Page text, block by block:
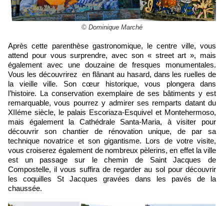
© Dominique Marché
Après cette parenthèse gastronomique, le centre ville, vous
attend pour vous surprendre, avec son « street art », mais
également avec une douzaine de fresques monumentales.
Vous les découvrirez en flânant au hasard, dans les ruelles de
la vieille ville. Son cœur historique, vous plongera dans
l’histoire. La conservation exemplaire de ses bâtiments y est
remarquable, vous pourrez y admirer ses remparts datant du
XIIéme siècle, le palais Escoriaza-Esquivel et Montehermoso,
mais également la Cathédrale Santa-Maria, à visiter pour
découvrir son chantier de rénovation unique, de par sa
technique novatrice et son gigantisme. Lors de votre visite,
vous croiserez également de nombreux pèlerins, en effet la ville
est un passage sur le chemin de Saint Jacques de
Compostelle, il vous suffira de regarder au sol pour découvrir
les coquilles St Jacques gravées dans les pavés de la
chaussée.